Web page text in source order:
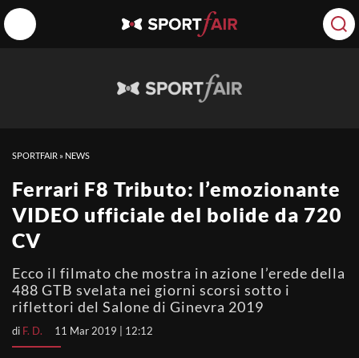
SPORTFAIR » NEWS
Ferrari F8 Tributo: l’emozionante
VIDEO ufficiale del bolide da 720
CV
Ecco il filmato che mostra in azione l’erede della
488 GTB svelata nei giorni scorsi sotto i
riflettori del Salone di Ginevra 2019
di F. D. 11 Mar 2019 | 12:12